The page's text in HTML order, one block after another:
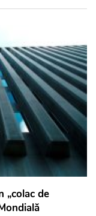
„colac de